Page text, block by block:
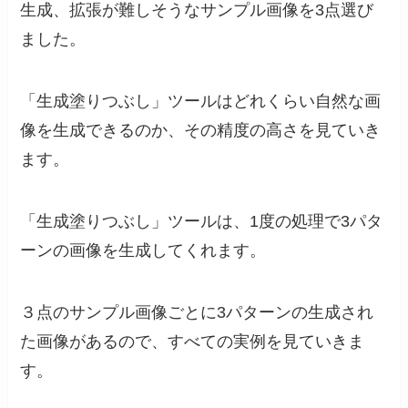
生成、拡張が難しそうなサンプル画像を3点選び
ました。
「生成塗りつぶし」ツールはどれくらい自然な画
像を生成できるのか、その精度の高さを見ていき
ます。
「生成塗りつぶし」ツールは、1度の処理で3パタ
ーンの画像を生成してくれます。
３点のサンプル画像ごとに3パターンの生成され
た画像があるので、すべての実例を見ていきま
す。